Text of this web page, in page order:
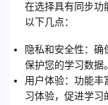
在选择具有同步功
以下几点：
隐私和安全性 ：确
保护您的学习数据。
用户体验：功能丰
习体验，促进学习